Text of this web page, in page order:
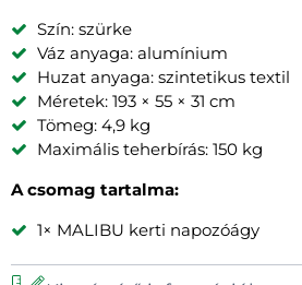
Szín: szürke
Váz anyaga: alumínium
Huzat anyaga: szintetikus textil
Méretek: 193 × 55 × 31 cm
Tömeg: 4,9 kg
Maximális teherbírás: 150 kg
A csomag tartalma:
1× MALIBU kerti napozóágy